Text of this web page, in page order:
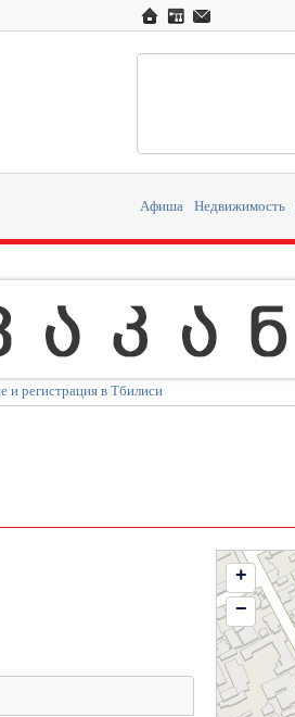
Афиша Недвижимость
и регистрация в Тбилиси
+
−